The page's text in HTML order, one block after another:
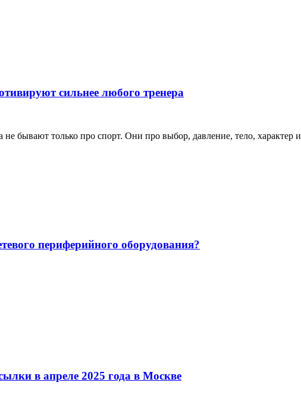
сильнее любого тренера
бывают только про спорт. Они про выбор, давление, тело, характер и
периферийного оборудования?
в апреле 2025 года в Москве